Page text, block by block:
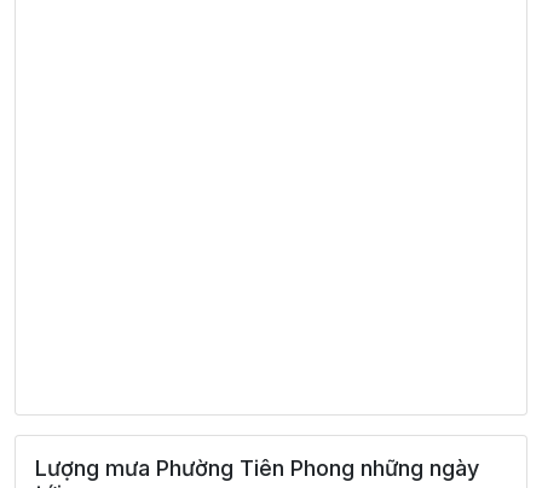
Lượng mưa Phường Tiên Phong những ngày